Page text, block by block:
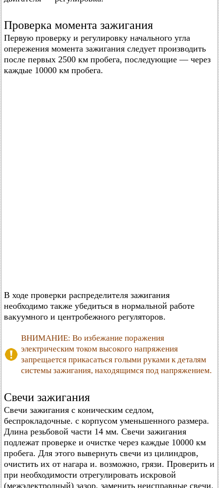
Проверка момента зажигания
Первую проверку и регулировку начального угла
опережения момента зажигания следует производить
после первых 2500 км пробега, последующие — через
каждые 10000 км пробега.
В ходе проверки распределителя зажигания
необходимо также убедиться в нормальной работе
вакуумного и центробежного регуляторов.
ВНИМАНИЕ: Во избежание поражения
электрическим током высокого напряжения
запрещается прикасаться голыми руками к деталям
системы зажигания, находящимся под напряжением.
Свечи зажигания
Свечи зажигания с коническим седлом,
беспрокладочные. с корпусом уменьшенного размера.
Длина резьбовой части 14 мм. Свечи зажигания
подлежат проверке и очистке через каждые 10000 км
пробега. Для этого вывернуть свечи из цилиндров,
очистить их от нагара и. возможно, грязи. Проверить и
при необходимости отрегулировать искровой
(межэлектродный) зазор, заменить неисправные свечи.